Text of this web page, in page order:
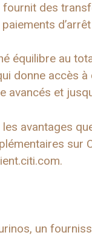
des
équilibre au
donne accès
avancés et
avantages
sur
un